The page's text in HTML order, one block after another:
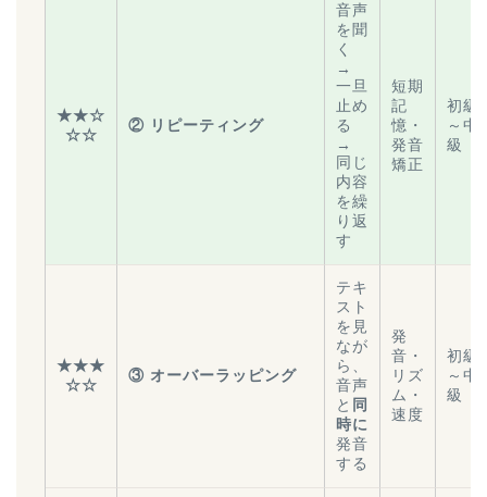
★★☆
☆☆
② リピーティング
音声
を聞
く
→
一旦
止め
る
→
同じ
内容
を繰
り返
す
短期
記
憶・
発音
矯正
初級
～中
級
★★★
☆☆
③ オーバーラッピング
テキ
スト
を見
なが
ら、
音声
と 同
時に
発音
する
発
音・
リズ
ム・
速度
初級
～中
級